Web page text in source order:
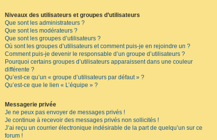
Niveaux des utilisateurs et groupes d’utilisateurs
Que sont les administrateurs ?
Que sont les modérateurs ?
Que sont les groupes d’utilisateurs ?
Où sont les groupes d’utilisateurs et comment puis-je en rejoindre un ?
Comment puis-je devenir le responsable d’un groupe d’utilisateurs ?
Pourquoi certains groupes d’utilisateurs apparaissent dans une couleur
différente ?
Qu’est-ce qu’un « groupe d’utilisateurs par défaut » ?
Qu’est-ce que le lien « L’équipe » ?
Messagerie privée
Je ne peux pas envoyer de messages privés !
Je continue à recevoir des messages privés non sollicités !
J’ai reçu un courrier électronique indésirable de la part de quelqu’un sur ce
forum !